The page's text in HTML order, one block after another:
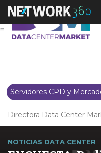
Servidores CPD y
Directora Data Center
NOTICIAS DATA CENTER